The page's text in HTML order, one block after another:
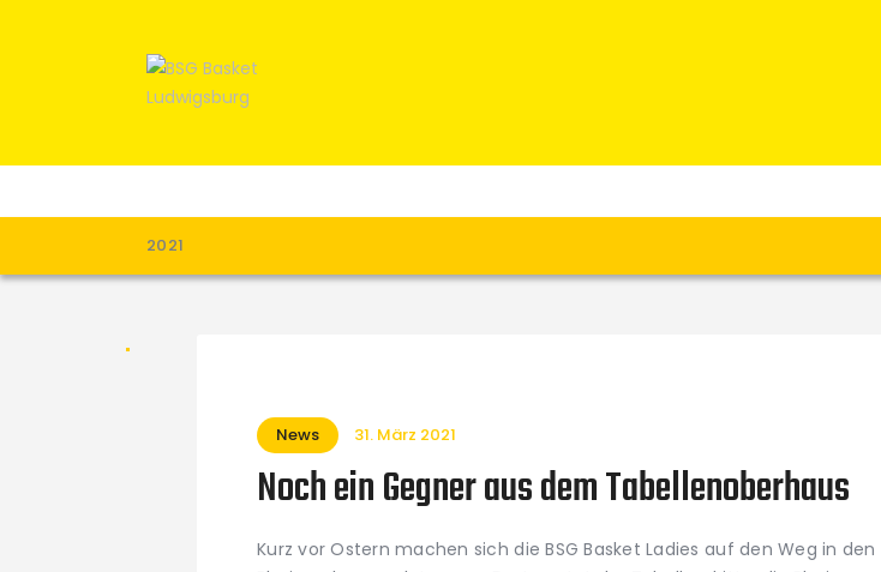
2021
Spielbetrieb
News 31. März 2021
Noch ein Gegner aus dem Tabellenoberhaus
Kurz vor Ostern machen sich die BSG Basket Ladies auf den Weg in den